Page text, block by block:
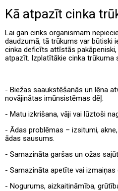
Kā atpazīt cinka
Lai gan cinks organismam
daudzumā, tā trūkums var būtiski
cinka deficīts attīstās
atpazīt. Izplatītākie cinka trūkuma
- Biežas saaukstēšanās un lēna
novājinātas imūnsistēmas dēļ.
- Matu izkrišana, vāji vai lūztoši
- Ādas problēmas – izsitumi,
ādas sausums.
- Samazināta garšas un ožas
- Samazināta apetīte vai izmaiņas
- Nogurums, aizkaitināmība,